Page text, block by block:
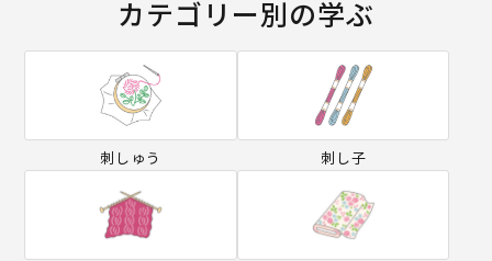
カテゴリー別の学ぶ
刺しゅう 刺し子